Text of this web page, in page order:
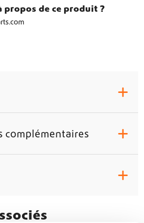
propos de ce produit ?
+
complémentaires +
+